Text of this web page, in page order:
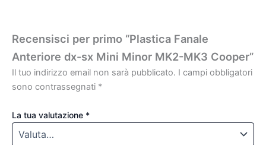
Recensisci per primo “Plastica Fanale
Anteriore dx-sx Mini Minor MK2-MK3 Cooper”
Il tuo indirizzo email non sarà pubblicato. I campi obbligatori
sono contrassegnati *
La tua valutazione *